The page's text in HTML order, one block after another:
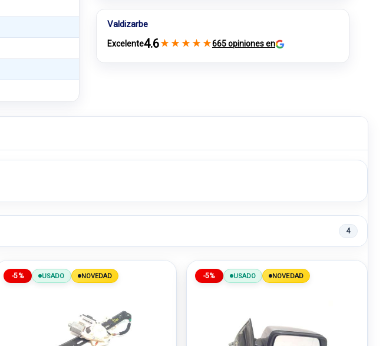
Valdizarbe
Excelente4.6★ ★ ★ ★ ★665 opiniones en
4
-5% USADO NOVEDAD -5% USADO NOVEDAD